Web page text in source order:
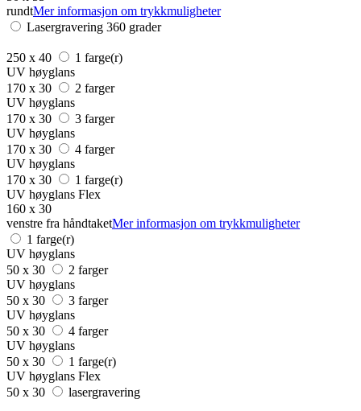
rundtMer informasjon om trykkmuligheter
Lasergravering 360 grader
250 x 40
1 farge(r)
UV høyglans
170 x 30
2 farger
UV høyglans
170 x 30
3 farger
UV høyglans
170 x 30
4 farger
UV høyglans
170 x 30
1 farge(r)
UV høyglans Flex
160 x 30
venstre fra håndtaketMer informasjon om trykkmuligheter
1 farge(r)
UV høyglans
50 x 30
2 farger
UV høyglans
50 x 30
3 farger
UV høyglans
50 x 30
4 farger
UV høyglans
50 x 30
1 farge(r)
UV høyglans Flex
50 x 30
lasergravering